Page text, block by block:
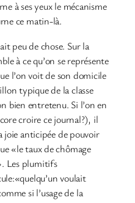
à ses yeux le mécanisme
ce matin-là.
peu de chose. Sur la
à ce qu’on se représente
l’on voit de son domicile
typique de la classe
bien entretenu. Si l’on en
croire ce journal?), il
anticipée de pouvoir
«le taux de chômage
Les plumitifs
voulait
si l’usage de la